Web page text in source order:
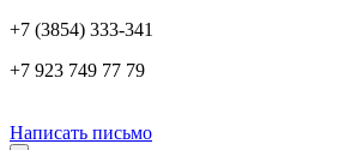
+7 (3854) 333-341
+7 923 749 77 79
Написать письмо